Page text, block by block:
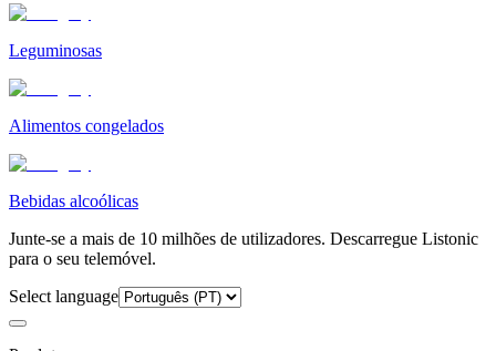
Leguminosas
Alimentos congelados
Bebidas alcoólicas
Junte-se a mais de 10 milhões de utilizadores. Descarregue Listonic
para o seu telemóvel.
Select language